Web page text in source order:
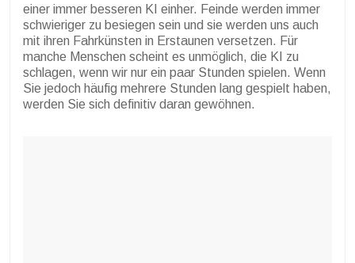
einer immer besseren KI einher. Feinde werden immer
schwieriger zu besiegen sein und sie werden uns auch
mit ihren Fahrkünsten in Erstaunen versetzen. Für
manche Menschen scheint es unmöglich, die KI zu
schlagen, wenn wir nur ein paar Stunden spielen. Wenn
Sie jedoch häufig mehrere Stunden lang gespielt haben,
werden Sie sich definitiv daran gewöhnen.